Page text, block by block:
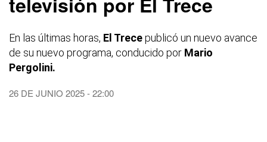
En las últimas horas, El Trecepublicó un nuevo avance
de su nuevo programa, conducido por Mario
Pergolini.
26 DE JUNIO 2025 - 22:00